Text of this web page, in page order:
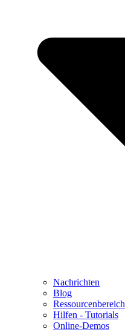
Nachrichten
Blog
Ressourcenbereich
Hilfen - Tutorials
Online-Demos